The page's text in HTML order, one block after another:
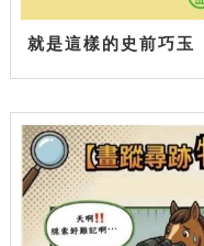
就是這樣的史前巧玉